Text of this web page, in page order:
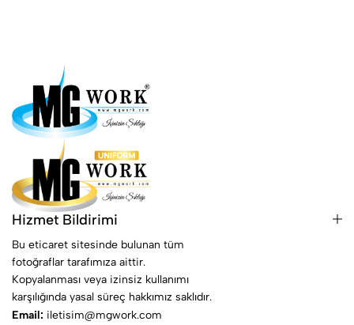
Hizmet Bildirimi
Bu eticaret sitesinde bulunan tüm
fotoğraflar tarafımıza aittir.
Kopyalanması veya izinsiz kullanımı
karşılığında yasal süreç hakkımız saklıdır.
Email: iletisim@mgwork.com